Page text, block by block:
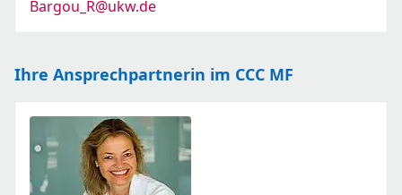
Bargou_R@ukw.de
Ihre Ansprechpartnerin im CCC MF